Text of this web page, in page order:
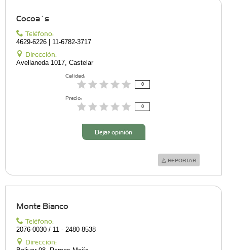
Cocoa´s
Teléfono:
4629-6226 | 11-6782-3717
Dirección:
Avellaneda 1017, Castelar
Calidad:
0
Precio:
0
Dejar opinión
REPORTAR
Monte Bianco
Teléfono:
2076-0030 / 11 - 2480 8538
Dirección: